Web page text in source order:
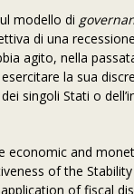
modello di
di una
agito, nella
la sua
singoli Stati o
economic and
of the
of fiscal